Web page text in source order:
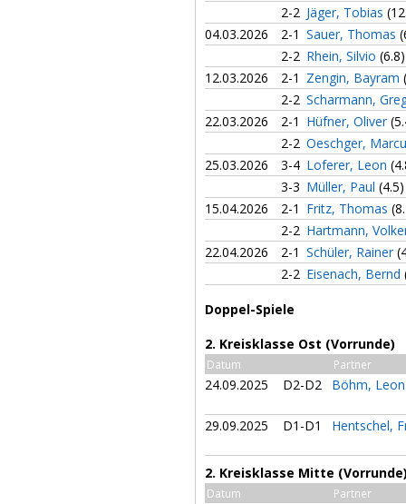
2-2 Jäger, Tobias
04.03.2026
2-1 Sauer, Thomas
2-2 Rhein, Silvio (6.8)
12.03.2026
2-1 Zengin, Bayram
2-2 Scharmann,
22.03.2026
2-1 Hüfner, Oliver
2-2 Oeschger,
25.03.2026
3-4 Loferer, Leon
3-3 Müller, Paul (4.5)
15.04.2026
2-1 Fritz, Thomas
2-2 Hartmann,
22.04.2026
2-1 Schüler, Rainer
2-2 Eisenach, Bernd
Doppel-Spiele
2. Kreisklasse Ost (Vorrunde)
Datum Partner
24.09.2025 D2-D2 Böhm,
29.09.2025 D1-D1 Hentschel,
2. Kreisklasse Mitte
Datum Partner